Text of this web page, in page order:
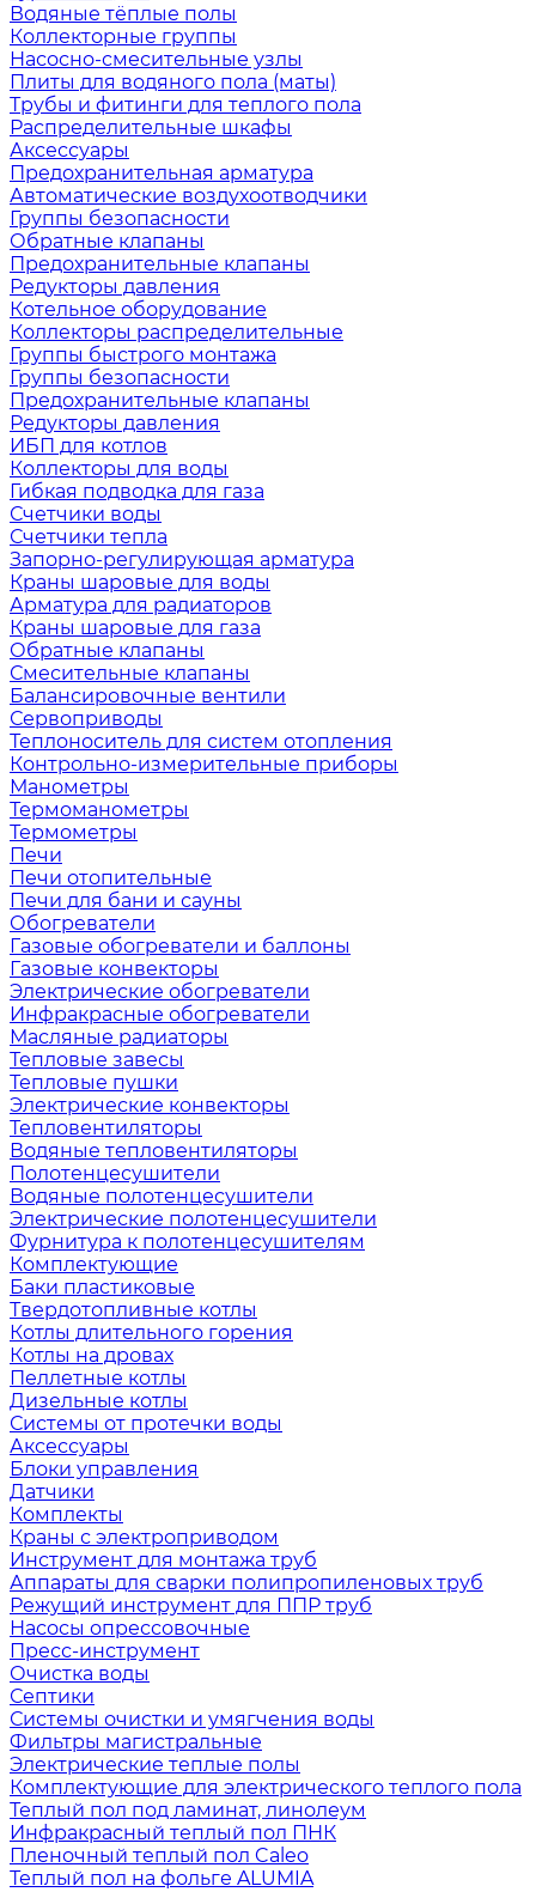
Водяные тёплые полы
Коллекторные группы
Насосно-смесительные узлы
Плиты для водяного пола (маты)
Трубы и фитинги для теплого пола
Распределительные шкафы
Аксессуары
Предохранительная арматура
Автоматические воздухоотводчики
Группы безопасности
Обратные клапаны
Предохранительные клапаны
Редукторы давления
Котельное оборудование
Коллекторы распределительные
Группы быстрого монтажа
Группы безопасности
Предохранительные клапаны
Редукторы давления
ИБП для котлов
Коллекторы для воды
Гибкая подводка для газа
Счетчики воды
Счетчики тепла
Запорно-регулирующая арматура
Краны шаровые для воды
Арматура для радиаторов
Краны шаровые для газа
Обратные клапаны
Смесительные клапаны
Балансировочные вентили
Сервоприводы
Теплоноситель для систем отопления
Контрольно-измерительные приборы
Манометры
Термоманометры
Термометры
Печи
Печи отопительные
Печи для бани и сауны
Обогреватели
Газовые обогреватели и баллоны
Газовые конвекторы
Электрические обогреватели
Инфракрасные обогреватели
Масляные радиаторы
Тепловые завесы
Тепловые пушки
Электрические конвекторы
Тепловентиляторы
Водяные тепловентиляторы
Полотенцесушители
Водяные полотенцесушители
Электрические полотенцесушители
Фурнитура к полотенцесушителям
Комплектующие
Баки пластиковые
Твердотопливные котлы
Котлы длительного горения
Котлы на дровах
Пеллетные котлы
Дизельные котлы
Системы от протечки воды
Аксессуары
Блоки управления
Датчики
Комплекты
Краны с электроприводом
Инструмент для монтажа труб
Аппараты для сварки полипропиленовых труб
Режущий инструмент для ППР труб
Насосы опрессовочные
Пресс-инструмент
Очистка воды
Септики
Системы очистки и умягчения воды
Фильтры магистральные
Электрические теплые полы
Комплектующие для электрического теплого пола
Теплый пол под ламинат, линолеум
Инфракрасный теплый пол ПНК
Пленочный теплый пол Caleo
Теплый пол на фольге ALUMIA